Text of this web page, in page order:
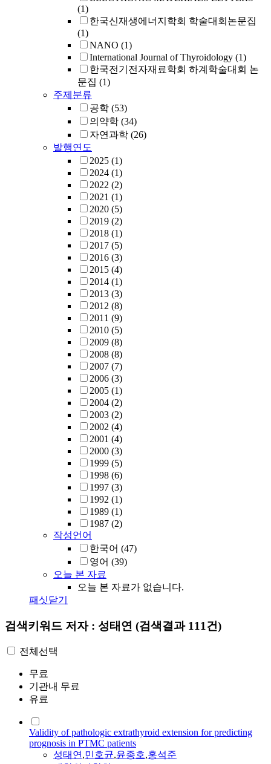
(1)
한국신재생에너지학회 학술대회논문집
(1)
NANO (1)
International Journal of Thyroidology (1)
한국전기전자재료학회 하계학술대회 논
문집 (1)
주제분류
공학 (53)
의약학 (34)
자연과학 (26)
발행연도
2025 (1)
2024 (1)
2022 (2)
2021 (1)
2020 (5)
2019 (2)
2018 (1)
2017 (5)
2016 (3)
2015 (4)
2014 (1)
2013 (3)
2012 (8)
2011 (9)
2010 (5)
2009 (8)
2008 (8)
2007 (7)
2006 (3)
2005 (1)
2004 (2)
2003 (2)
2002 (4)
2001 (4)
2000 (3)
1999 (5)
1998 (6)
1997 (3)
1992 (1)
1989 (1)
1987 (2)
작성언어
한국어 (47)
영어 (39)
오늘 본 자료
오늘 본 자료가 없습니다.
패싯닫기
검색키워드 저자 : 성태연 (검색결과 111건)
전체선택
무료
기관내 무료
유료
Validity of pathologic extrathyroid extension for predicting
prognosis in PTMC patients
성태연,민호균,윤종호,홍석준